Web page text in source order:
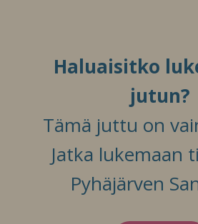
Haluaisitko
jutun?
Tämä juttu on
Jatka lukemaan
Pyhäjärven